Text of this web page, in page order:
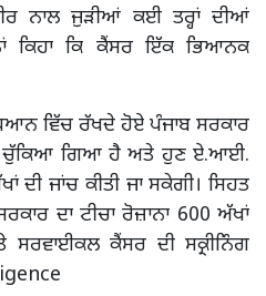
ਨਾਲ ਜੁੜੀਆਂ ਕਈ ਤਰ੍ਹਾਂ ਦੀਆਂ
ਕਿਹਾ ਕਿ ਕੈਂਸਰ ਇੱਕ ਭਿਆਨਕ
ਵਿੱਚ ਰੱਖਦੇ ਹੋਏ ਪੰਜਾਬ ਸਰਕਾਰ
ਚੁੱਕਿਆ ਗਿਆ ਹੈ ਅਤੇ ਹੁਣ ਏ.ਆਈ.
ਦੀ ਜਾਂਚ ਕੀਤੀ ਜਾ ਸਕੇਗੀ। ਸਿਹਤ
ਦਾ ਟੀਚਾ ਰੋਜ਼ਾਨਾ 600 ਅੱਖਾਂ
ਕੈਂਸਰ ਦੀ ਸਕ੍ਰੀਨਿੰਗ